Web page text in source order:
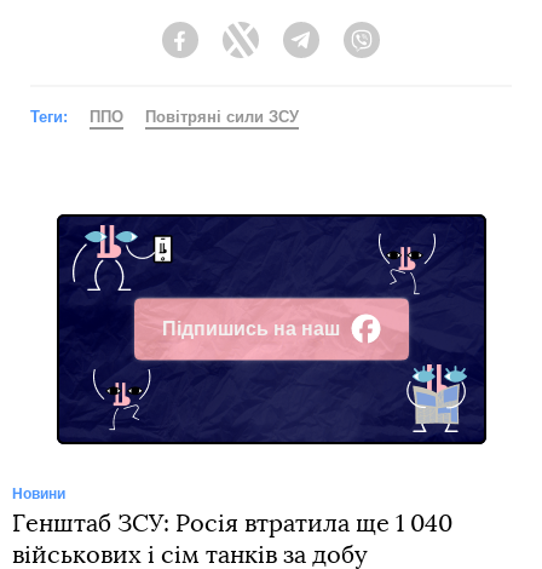
FacebookTwitter Telegram
Теги: ППО Повітряні сили ЗСУ
Підпишись на наш
Facebook
Новини
Генштаб ЗСУ: Росія втратила ще 1 040
військових і сім танків за добу